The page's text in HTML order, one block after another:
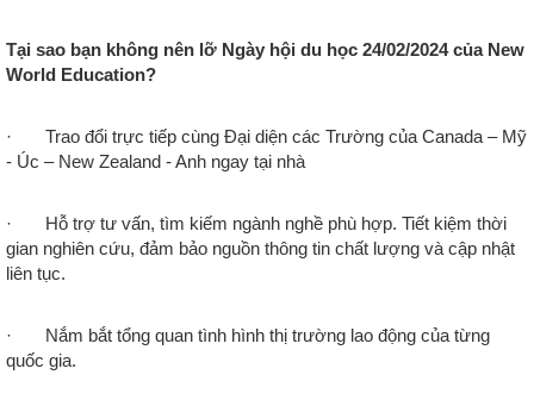
Tại sao bạn không nên lỡ Ngày hội du học 24/02/2024 của New
World Education?
· Trao đổi trực tiếp cùng Đại diện các Trường của Canada – Mỹ
- Úc – New Zealand - Anh ngay tại nhà
· Hỗ trợ tư vấn, tìm kiếm ngành nghề phù hợp. Tiết kiệm thời
gian nghiên cứu, đảm bảo nguồn thông tin chất lượng và cập nhật
liên tục.
· Nắm bắt tổng quan tình hình thị trường lao động của từng
quốc gia.